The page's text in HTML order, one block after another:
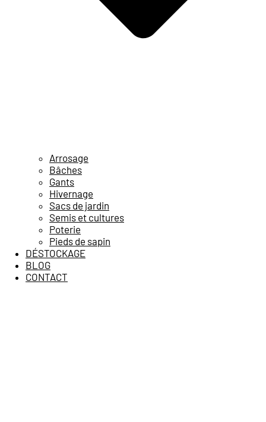
Arrosage
Bâches
Gants
Hivernage
Sacs de jardin
Semis et cultures
Poterie
Pieds de sapin
DÉSTOCKAGE
BLOG
CONTACT